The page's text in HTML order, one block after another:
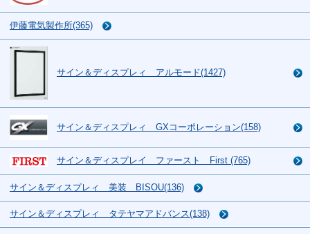
伊藤電気製作所(365)
サイン＆ディスプレィ アルモード(1427)
サイン＆ディスプレィ GXコーポレーション(158)
サイン＆ディスプレイ ファースト First (765)
サイン＆ディスプレィ 美装 BISOU(136)
サイン＆ディスプレィ タテヤマアドバンス(138)